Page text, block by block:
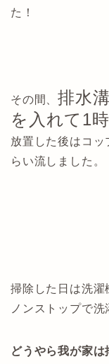
た！
その間、排水
を入れて1
放置した後はコッ
らい流しました。
掃除した日は洗濯
ノンストップで
どうやら我が家